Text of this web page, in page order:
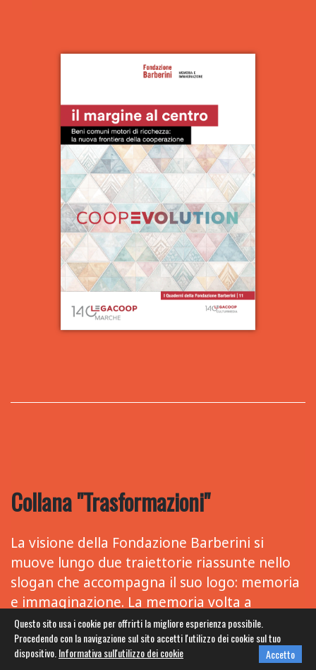
Collana "Trasformazioni"
La visione della Fondazione Barberini si
muove lungo due traiettorie riassunte nello
slogan che accompagna il suo logo: memoria
e immaginazione. La memoria volta a
conservare documenti di un ideale archivio
d’impresa collettivo che ha come perimetro
potenziale l’intera cooperazione italiana. E
Questo sito usa i cookie per offrirti la migliore esperienza possibile.
Procedendo con la navigazione sul sito accetti l'utilizzo dei cookie sul tuo
dispositivo. Informativa sull'utilizzo dei cookie Accetto